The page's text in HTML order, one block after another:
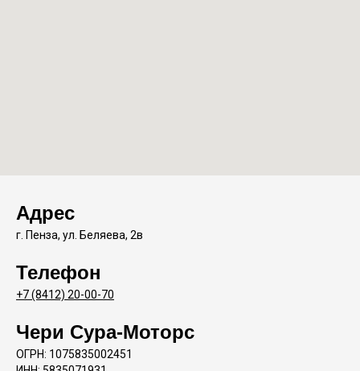
Адрес
г. Пенза, ул. Беляева, 2в
Телефон
+7 (8412) 20-00-70
Чери Сура-Моторс
ОГРН: 1075835002451